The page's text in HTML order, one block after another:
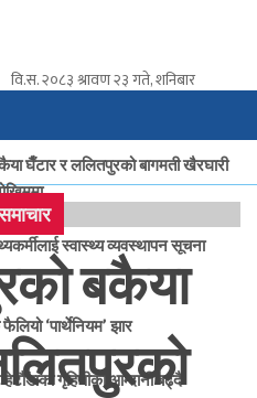
वि.स.२०८३ श्रावण २३ गते, शनिबार
घैँटार र ललितपुरको बागमती खैरघारी
स्वास्थ्य व्यवस्थापन सूचना
‘पार्थेनियम’ झार
गृहिणीको आम्दानी बढ्दै
बकैया